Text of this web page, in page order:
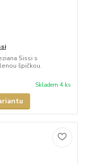
Sissi s
špičkou.
Skladem 4 ks